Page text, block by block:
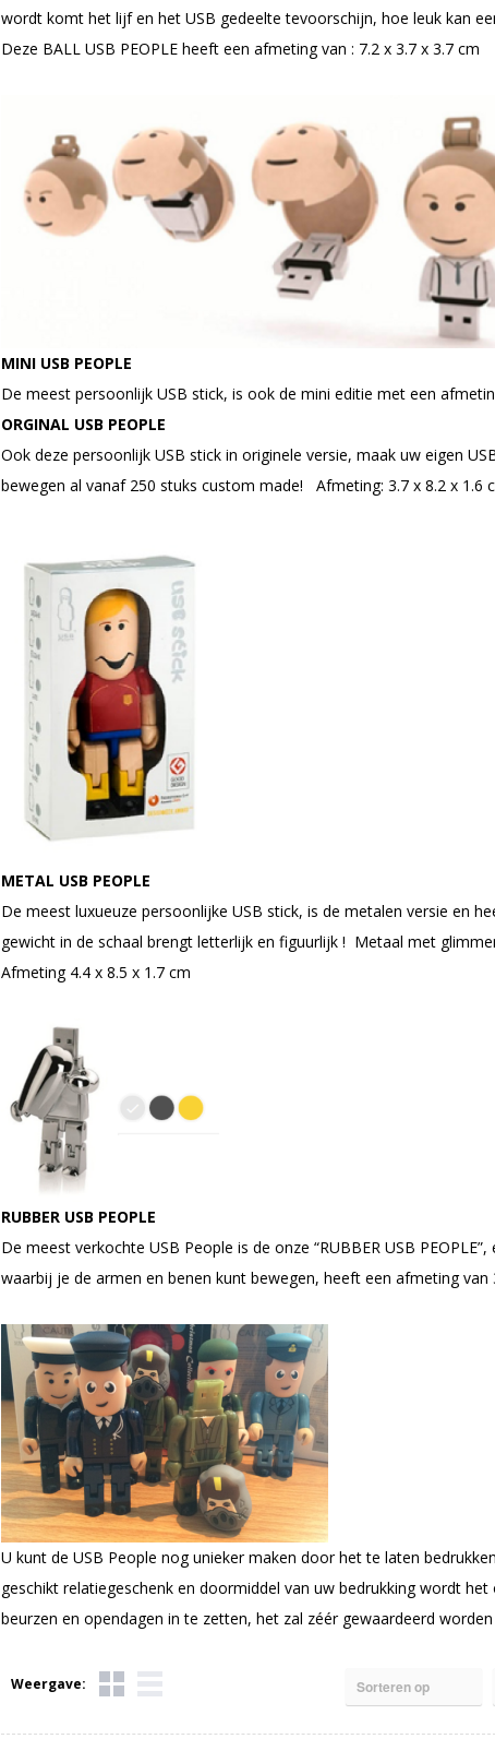
wordt komt het lijf en het USB gedeelte tevoorschijn, hoe leuk kan
Deze BALL USB PEOPLE heeft een afmeting van : 7.2 x 3.7 x 3.7 cm
MINI USB PEOPLE
De meest persoonlijk USB stick, is ook de mini editie met een
ORGINAL USB PEOPLE
Ook deze persoonlijk USB stick in originele versie, maak uw eigen
bewegen al vanaf 250 stuks custom made! Afmeting: 3.7 x 8.2 x 1.6
METAL USB PEOPLE
De meest luxueuze persoonlijke USB stick, is de metalen versie en
gewicht in de schaal brengt letterlijk en figuurlijk ! Metaal met
Afmeting 4.4 x 8.5 x 1.7 cm
RUBBER USB PEOPLE
De meest verkochte USB People is de onze “RUBBER USB
waarbij je de armen en benen kunt bewegen, heeft een afmeting van
U kunt de USB People nog unieker maken door het te laten
geschikt relatiegeschenk en doormiddel van uw bedrukking wordt
beurzen en opendagen in te zetten, het zal zéér gewaardeerd
Weergave: